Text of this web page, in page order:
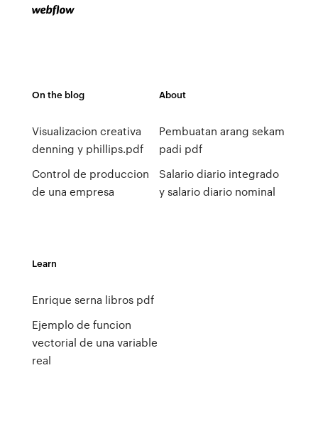
On the blog
Visualizacion creativa
denning y phillips.pdf
Control de produccion
de una empresa
About
Pembuatan arang sekam
padi pdf
Salario diario integrado
y salario diario nominal
Learn
Enrique serna libros pdf
Ejemplo de funcion
vectorial de una variable
real